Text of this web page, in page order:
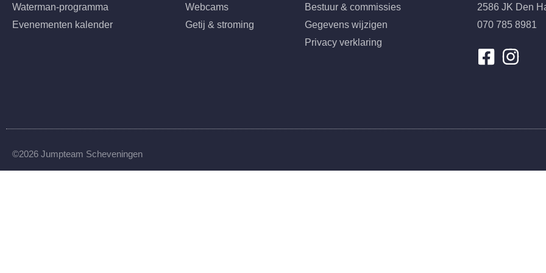
Waterman-programma
Evenementen kalender
Webcams
Getij & stroming
Bestuur & commissies
Gegevens wijzigen
Privacy verklaring
2586 JK Den
070 785 8981
©2026 Jumpteam Scheveningen